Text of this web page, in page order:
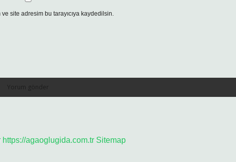
site adresim bu tarayıcıya kaydedilsin.
https://agaoglugida.com.tr Sitemap